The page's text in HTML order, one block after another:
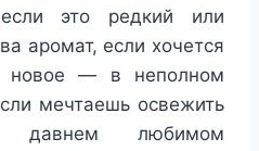
это редкий или
аромат, если хочется
новое — в неполном
мечтаешь освежить
давнем любимом